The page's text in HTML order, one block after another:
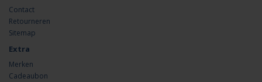
Contact
Retourneren
Sitemap
Extra
Merken
Cadeaubon